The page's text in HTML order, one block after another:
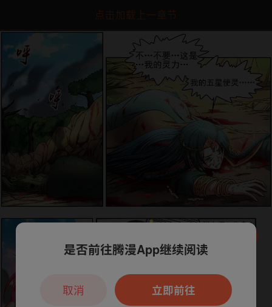
点击加载上一章节
本章节仅支持App阅读，可打开App新用
户7天免费看
是否前往腾漫App继续阅读
立即前往
取消